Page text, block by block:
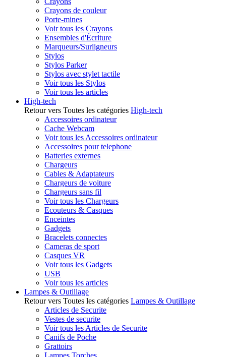
Crayons de couleur
Porte-mines
Voir tous les Crayons
Ensembles d'Écriture
Marqueurs/Surligneurs
Stylos
Stylos Parker
Stylos avec stylet tactile
Voir tous les Stylos
Voir tous les articles
High-tech
Retour vers Toutes les catégories High-tech
Accessoires ordinateur
Cache Webcam
Voir tous les Accessoires ordinateur
Accessoires pour telephone
Batteries externes
Chargeurs
Cables & Adaptateurs
Chargeurs de voiture
Chargeurs sans fil
Voir tous les Chargeurs
Ecouteurs & Casques
Enceintes
Gadgets
Bracelets connectes
Cameras de sport
Casques VR
Voir tous les Gadgets
USB
Voir tous les articles
Lampes & Outillage
Retour vers Toutes les catégories Lampes & Outillage
Articles de Securite
Vestes de securite
Voir tous les Articles de Securite
Canifs de Poche
Grattoirs
Lampes Torches